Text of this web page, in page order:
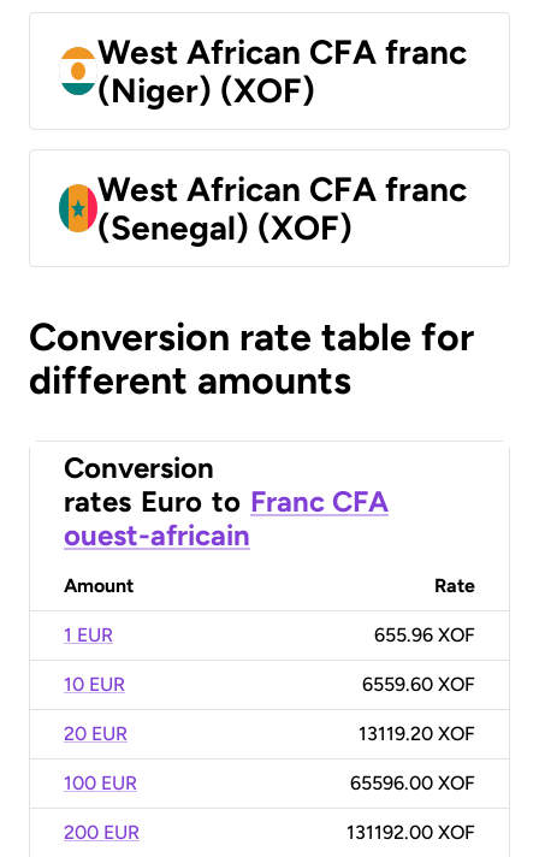
West African CFA franc
(Niger) (XOF)
West African CFA franc
(Senegal) (XOF)
Conversion rate table for
different amounts
Conversion
rates Euro to Franc CFA
ouest-africain
Amount Rate
1 EUR 655.96 XOF
10 EUR 6559.60 XOF
20 EUR 13119.20 XOF
100 EUR 65596.00 XOF
200 EUR 131192.00 XOF